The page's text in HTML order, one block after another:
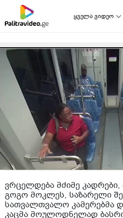
ყველა ვიდეო
ვრცელდება მძიმე
გოგო მოკლეს, საზარელი
სათვალთვალო კამერებმა
კაც­მა მო­უ­ლოდ­ნე­ლად